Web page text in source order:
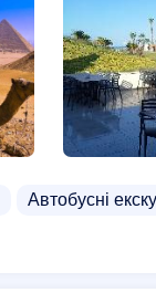
Автобусні